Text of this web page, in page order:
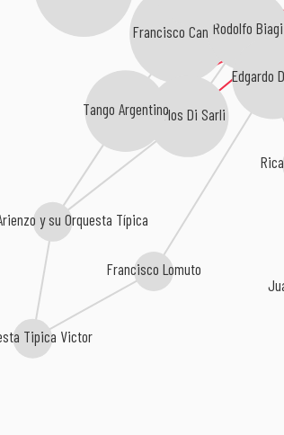
Francisco Canaro
Carlos Di Sarli
Rodolfo Biagi
Edgardo
Tango Argentino
y su Orquesta Típica
Tipica Victor
Francisco Lomuto